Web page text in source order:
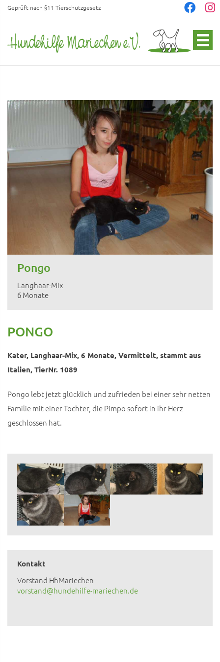
Geprüft nach §11 Tierschutzgesetz
Pongo
Langhaar-Mix
6 Monate
PONGO
Kater, Langhaar-Mix, 6 Monate, Vermittelt, stammt aus
Italien, TierNr. 1089
Pongo lebt jetzt glücklich und zufrieden bei einer sehr netten
Familie mit einer Tochter, die Pimpo sofort in ihr Herz
geschlossen hat.
Kontakt
Vorstand HhMariechen
vorstand@hundehilfe-mariechen.de